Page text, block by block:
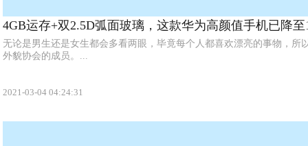
4GB运存+双2.5D弧面玻璃，这款华为高颜值手机已降至
无论是男生还是女生都会多看两眼，毕竟每个人都喜欢漂亮的事物，所
外貌协会的成员。...
2021-03-04 04:24:31